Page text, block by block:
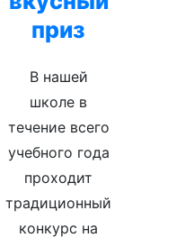
приз
В нашей
школе в
течение всего
учебного года
проходит
традиционный
конкурс на